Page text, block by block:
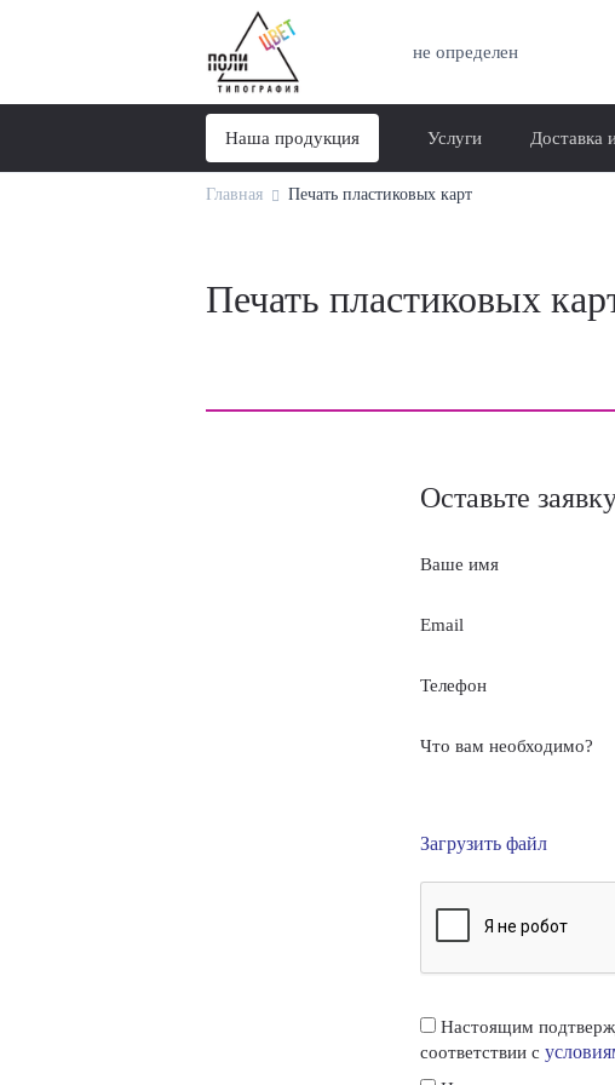
не определен
Наша продукция Услуги Доставка
Главная Печать пластиковых карт
Печать пластиковых
Оставьте
Ваше имя
Email
Телефон
Что вам необходимо?
Загрузить файл
Настоящим
соответствии с